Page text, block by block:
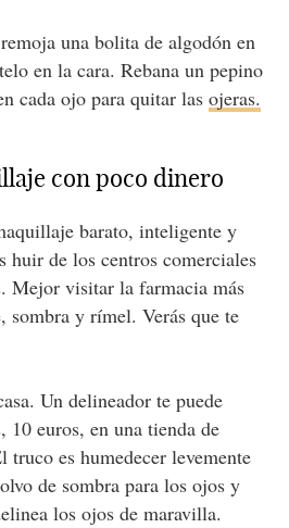
una bolita de algodón en
en la cara. Rebana un pepino
cada ojo para quitar las ojeras.
con poco dinero
barato, inteligente y
huir de los centros comerciales
Mejor visitar la farmacia más
sombra y rímel. Verás que te
Un delineador te puede
10 euros, en una tienda de
truco es humedecer levemente
de sombra para los ojos y
los ojos de maravilla.